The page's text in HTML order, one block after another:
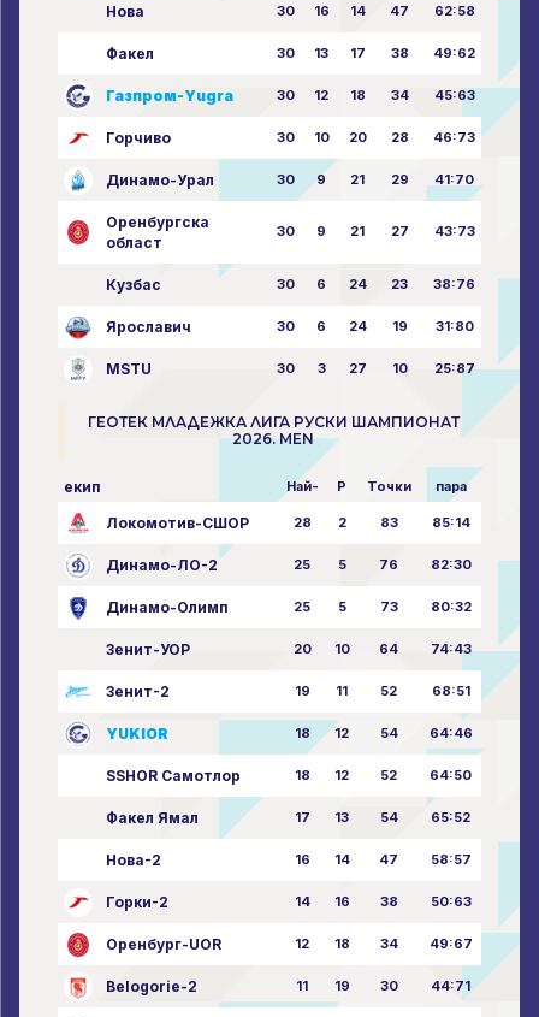
Нова 30 16 14 47 62:58
Факел 30 13 17 38 49:62
Газпром-Yugra 30 12 18 34 45:63
Горчиво 30 10 20 28 46:73
Динамо-Урал 30 9 21 29 41:70
Оренбургска
област
30 9 21 27 43:73
Кузбас 30 6 24 23 38:76
Ярославич 30 6 24 19 31:80
MSTU 30 3 27 10 25:87
ГЕОТЕК МЛАДЕЖКА ЛИГА РУСКИ ШАМПИОНАТ
2026. MEN
екип Най- P Точки пара
Локомотив-СШОР 28 2 83 85:14
Динамо-ЛО-2 25 5 76 82:30
Динамо-Олимп 25 5 73 80:32
Зенит-УОР 20 10 64 74:43
Зенит-2 19 11 52 68:51
YUKIOR 18 12 54 64:46
SSHOR Самотлор 18 12 52 64:50
Факел Ямал 17 13 54 65:52
Нова-2 16 14 47 58:57
Горки-2 14 16 38 50:63
Оренбург-UOR 12 18 34 49:67
Belogorie-2 11 19 30 44:71